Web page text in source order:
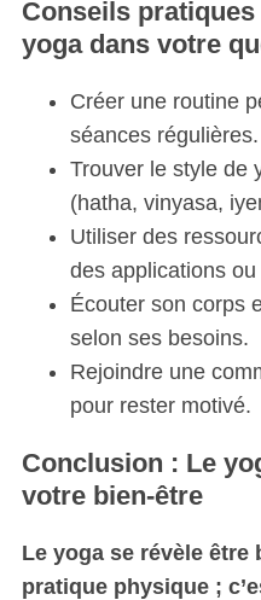
Conseils
yoga dans votre
Créer une routine
séances régulières.
Trouver le style de
(hatha, vinyasa,
Utiliser des
des applications
Écouter son corps
selon ses besoins.
Rejoindre une
pour rester motivé.
Conclusion : Le
votre bien-être
Le yoga se révèle être
pratique physique ;